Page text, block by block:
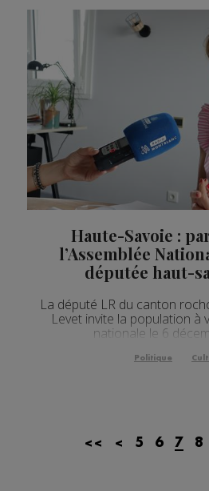
Haute-Savoie :
l’Assemblée
députée haut-
La député LR du canton
Levet invite la population à
nationale le 6
Politique
<< < 5 6 7 8